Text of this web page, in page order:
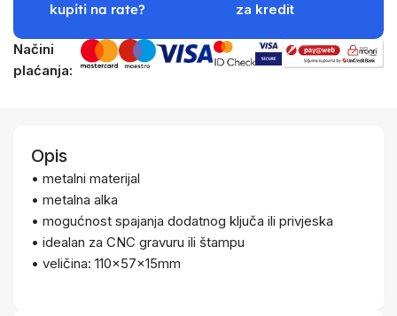
kupiti na rate?
za kredit
Načini
plaćanja:
Opis
• metalni materijal
• metalna alka
• mogućnost spajanja dodatnog ključa ili privjeska
• idealan za CNC gravuru ili štampu
• veličina: 110x57x15mm